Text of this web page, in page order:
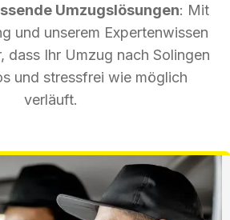
Umzugslösungen: Mit
und unserem Expertenwissen
dass Ihr Umzug nach Solingen
und stressfrei wie möglich
verläuft.